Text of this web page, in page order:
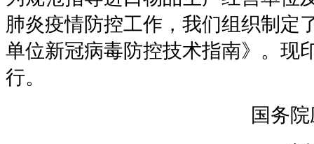
肺炎疫情防控工作，我们组织制定
单位新冠病毒防控技术指南》。现
行。
国务